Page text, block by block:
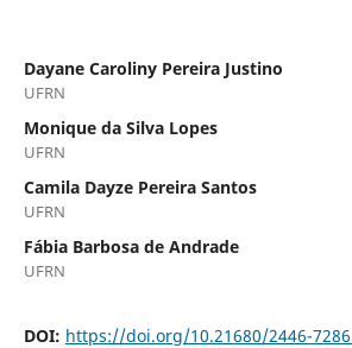
Dayane Caroliny Pereira Justino
UFRN
Monique da Silva Lopes
UFRN
Camila Dayze Pereira Santos
UFRN
Fábia Barbosa de Andrade
UFRN
DOI: https://doi.org/10.21680/2446-